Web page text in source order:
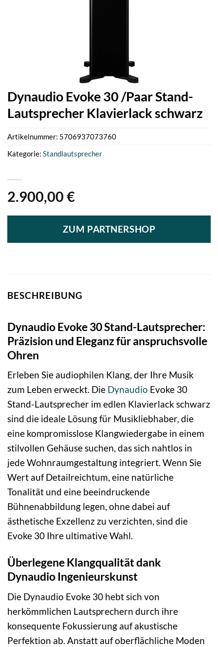
Dynaudio Evoke 30 /Paar Stand-
Lautsprecher Klavierlack schwarz
2.900,00 €
ZUM PARTNERSHOP
Artikelnummer: 5706937073760
Kategorie: Standlautsprecher
BESCHREIBUNG
Dynaudio Evoke 30 Stand-Lautsprecher:
Präzision und Eleganz für anspruchsvolle
Ohren
Erleben Sie audiophilen Klang, der Ihre Musik
zum Leben erweckt. Die Dynaudio Evoke 30
Stand-Lautsprecher im edlen Klavierlack schwarz
sind die ideale Lösung für Musikliebhaber, die
eine kompromisslose Klangwiedergabe in einem
stilvollen Gehäuse suchen, das sich nahtlos in
jede Wohnraumgestaltung integriert. Wenn Sie
Wert auf Detailreichtum, eine natürliche
Tonalität und eine beeindruckende
Bühnenabbildung legen, ohne dabei auf
ästhetische Exzellenz zu verzichten, sind die
Evoke 30 Ihre ultimative Wahl.
Überlegene Klangqualität dank
Dynaudio Ingenieurskunst
Die Dynaudio Evoke 30 hebt sich von
herkömmlichen Lautsprechern durch ihre
konsequente Fokussierung auf akustische
Perfektion ab. Anstatt auf oberflächliche Moden